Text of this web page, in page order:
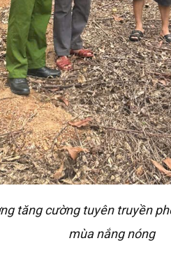
tăng cường tuyên truyền
mùa nắng nóng